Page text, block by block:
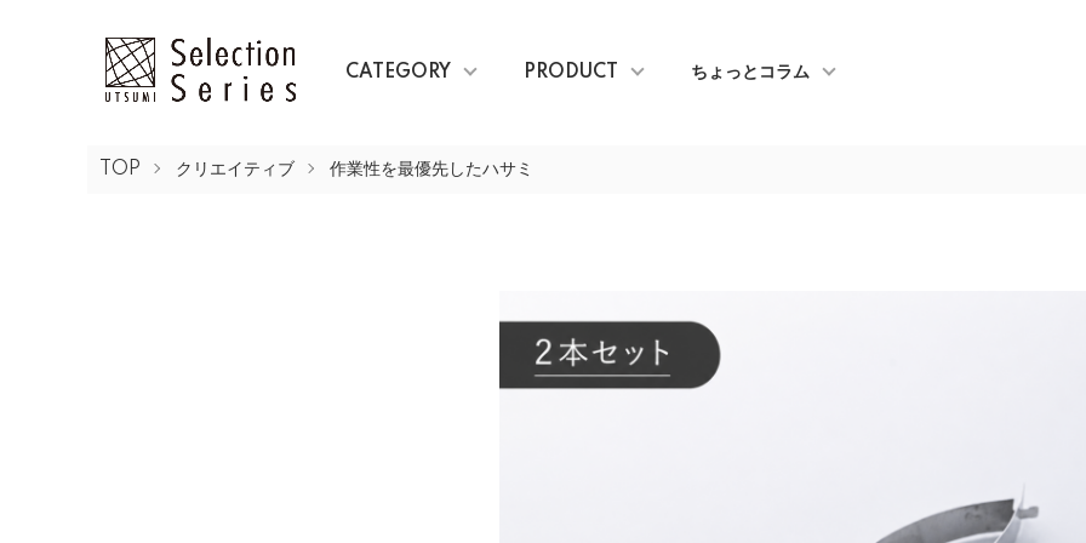
CATEGORY PRODUCT ちょっとコラム
TOP クリエイティブ 作業性を最優先したハサミ